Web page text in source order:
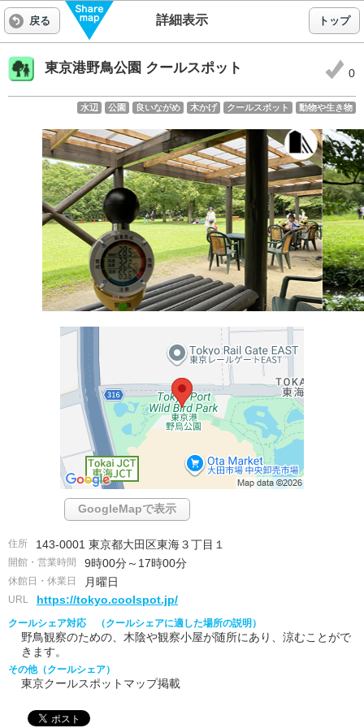
戻る 詳細表示 トップ
0
東京港野鳥公園 クールスポット
水辺 公園 良いながめ 木かげ クールスポット 動物や生き物
GoogleMapで表示
住所 143-0001 東京都大田区東海３丁目１
開館・営業時間 9時00分～17時00分
休館日・休業日 月曜日
URL https://tokyo.coolspot.jp/
クールシェア対応 （クールシェアに適した場所の説明）
野鳥観察のための、木陰や観察小屋が随所にあり、涼むことがで
きます。
その他（クールシェア）
東京クールスポットマップ掲載